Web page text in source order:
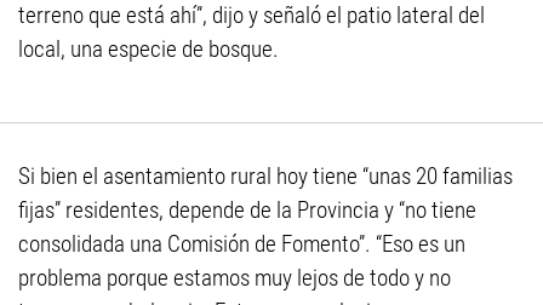
terreno que está ahí”, dijo y señaló el patio lateral del
local, una especie de bosque.
Si bien el asentamiento rural hoy tiene “unas 20 familias
fijas” residentes, depende de la Provincia y “no tiene
consolidada una Comisión de Fomento”. “Eso es un
problema porque estamos muy lejos de todo y no